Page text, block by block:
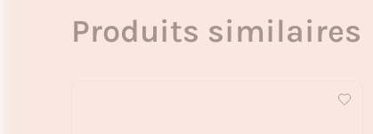
Produits similaires